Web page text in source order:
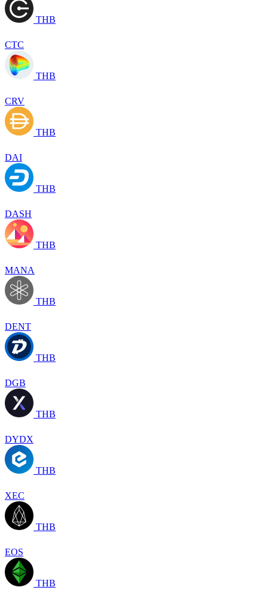
THB
CTC
THB
CRV
THB
DAI
THB
DASH
THB
MANA
THB
DENT
THB
DGB
THB
DYDX
THB
XEC
THB
EOS
THB